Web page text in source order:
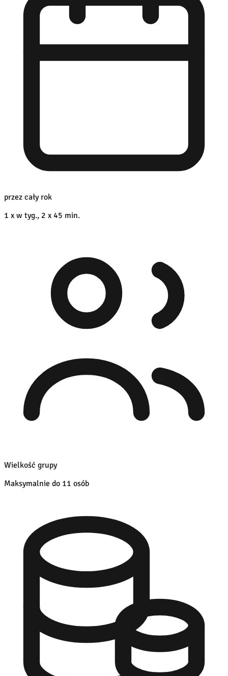
przez cały rok
1 x w tyg., 2 x 45 min.
Wielkość grupy
Maksymalnie do 11 osób